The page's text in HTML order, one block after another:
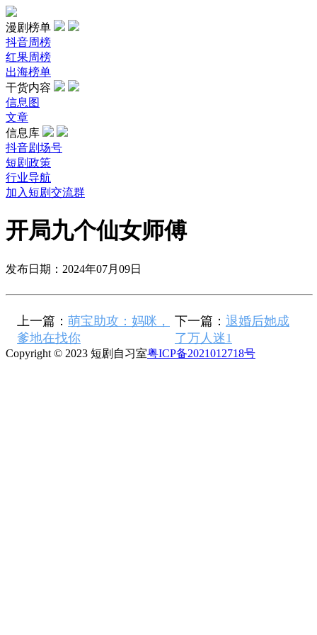
漫剧榜单
抖音周榜
红果周榜
出海榜单
干货内容
信息图
文章
信息库
抖音剧场号
短剧政策
行业导航
加入短剧交流群
开局九个仙女师傅
发布日期：2024年07月09日
上一篇： 萌宝助攻：妈咪，
爹地在找你
下一篇： 退婚后她成
了万人迷1
Copyright © 2023 短剧自习室粤ICP备2021012718号